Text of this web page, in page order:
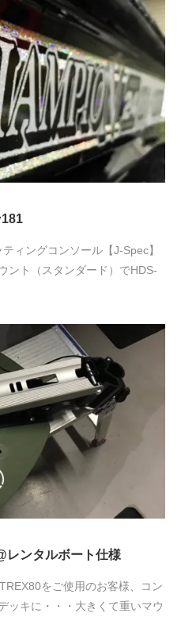
ィングコンソール【J-Spec】
ント（スタンダード）でHDS-
レンタルボート仕様
をご使用のお客様、コン
ッキに・・・大きくて重いマウ